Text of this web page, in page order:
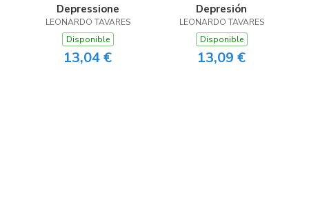
Depressione
LEONARDO TAVARES
Disponible
13,04 €
Depresión
LEONARDO TAVARES
Disponible
13,09 €